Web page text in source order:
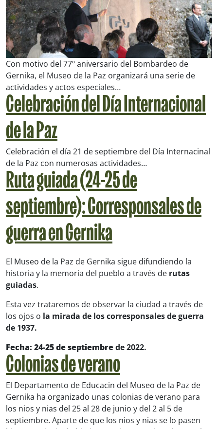
Con motivo del 77º aniversario del Bombardeo de
Gernika, el Museo de la Paz organizará una serie de
actividades y actos especiales…
Celebración del Día Internacional
de la Paz
Celebración el día 21 de septiembre del Día Internacinal
de la Paz con numerosas actividades…
Ruta guiada (24-25 de
septiembre): Corresponsales de
guerra en Gernika
El Museo de la Paz de Gernika sigue difundiendo la
historia y la memoria del pueblo a través de rutas
guiadas.
Esta vez trataremos de observar la ciudad a través de
los ojos o la mirada de los corresponsales de guerra
de 1937.
Fecha: 24-25 de septiembrede 2022.
Colonias de verano
El Departamento de Educacin del Museo de la Paz de
Gernika ha organizado unas colonias de verano para
los nios y nias del 25 al 28 de junio y del 2 al 5 de
septiembre. Aparte de que los nios y nias se lo pasen